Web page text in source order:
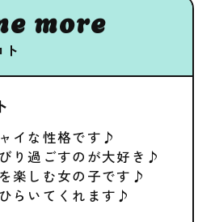
more
イな性格です♪
り過ごすのが大好き♪
楽しむ女の子です♪
らいてくれます♪